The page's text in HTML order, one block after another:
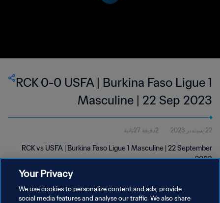
RCK 0-0 USFA | Burkina Faso Ligue 1
Masculine | 22 Sep 2023
22 سبتمبر 2023 2دقيقة 27ثانية
RCK vs USFA | Burkina Faso Ligue 1 Masculine | 22 September
2023
Your Privacy
We use cookies to personalize content and ads, provide
social media features and analyse our traffic. We also share